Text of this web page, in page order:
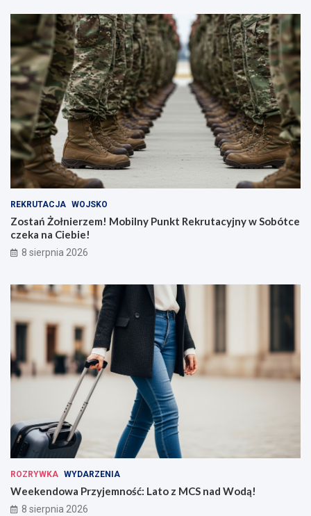
REKRUTACJA WOJSKO
Zostań Żołnierzem! Mobilny Punkt Rekrutacyjny w Sobótce
czeka na Ciebie!
8 sierpnia 2026
ROZRYWKA WYDARZENIA
Weekendowa Przyjemność: Lato z MCS nad Wodą!
8 sierpnia 2026